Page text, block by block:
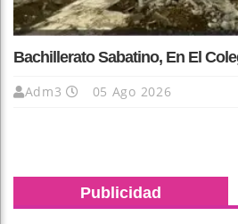
Bachillerato Sabatino, En El
Adm3 05 Ago 2026
Publicidad